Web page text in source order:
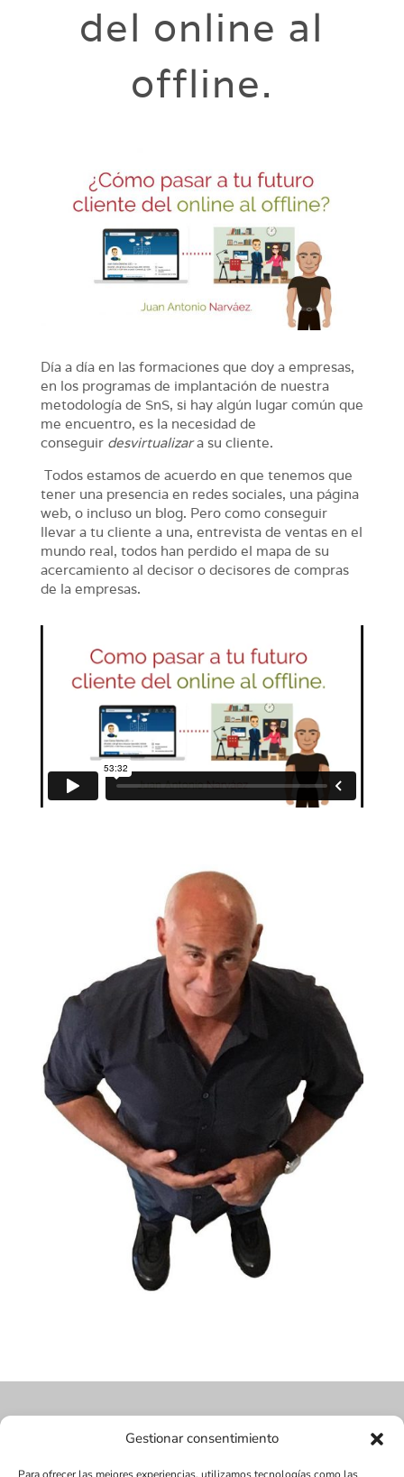
Gestionar consentimiento
del online al
offline.
Día a día en las formaciones que doy a empresas,
en los programas de implantación de nuestra
metodología de SnS, si hay algún lugar común que
me encuentro, es la necesidad de
conseguir desvirtualizar a su cliente.
Todos estamos de acuerdo en que tenemos que
tener una presencia en redes sociales, una página
web, o incluso un blog. Pero como conseguir
llevar a tu cliente a una, entrevista de ventas en el
mundo real, todos han perdido el mapa de su
acercamiento al decisor o decisores de compras
de la empresas.